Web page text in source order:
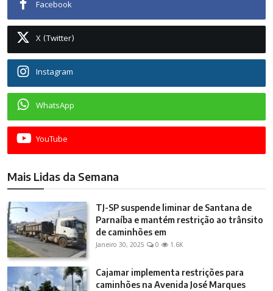
Facebook
X (Twitter)
Instagram
WhatsApp
YouTube
Mais Lidas da Semana
TJ-SP suspende liminar de Santana de
Parnaíba e mantém restrição ao trânsito
de caminhões em
Janeiro 30, 2025 0 1.6K
Cajamar implementa restrições para
caminhões na Avenida José Marques